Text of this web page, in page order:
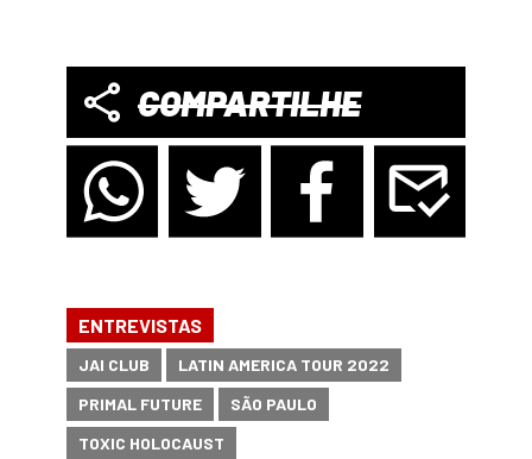
COMPARTILHE
ENTREVISTAS
JAI CLUB
LATIN AMERICA TOUR 2022
PRIMAL FUTURE
SÃO PAULO
TOXIC HOLOCAUST